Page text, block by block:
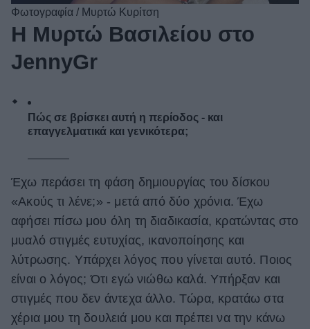
Φωτογραφία / Μυρτώ Κυρίτση
Η Μυρτώ Βασιλείου στο
JennyGr
Πώς σε βρίσκει αυτή η περίοδος - και
επαγγελματικά και γενικότερα;
Έχω περάσει τη φάση δημιουργίας του δίσκου
«Ακούς τι λένε;» - μετά από δύο χρόνια. Έχω
αφήσει πίσω μου όλη τη διαδικασία, κρατώντας στο
μυαλό στιγμές ευτυχίας, ικανοποίησης και
λύτρωσης. Υπάρχει λόγος που γίνεται αυτό. Ποιος
είναι ο λόγος; Ότι εγώ νιώθω καλά. Υπήρξαν και
στιγμές που δεν άντεχα άλλο. Τώρα, κρατάω στα
χέρια μου τη δουλειά μου και πρέπει να την κάνω